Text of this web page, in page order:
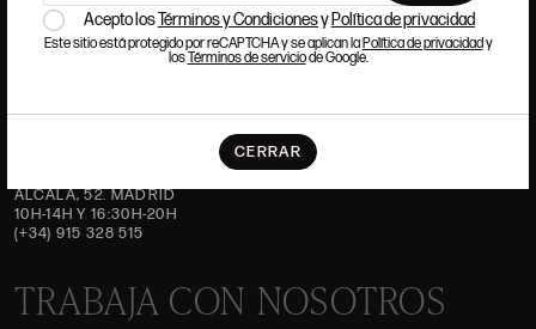
Acepto losTérminos y Condicionesy Política de privacidad
Este sitio está protegido por reCAPTCHA y se aplican laPolítica de privacidady
losTérminos de serviciode Google.
CERRAR
DÓNDE ESTAMOS
ALCALÁ, 52. MADRID
10H-14H Y 16:30H-20H
(+34) 915 328 515
TRABAJA CON NOSOTROS